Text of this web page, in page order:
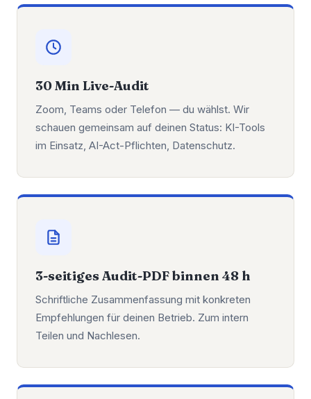
30 Min Live-Audit
Zoom, Teams oder Telefon — du wählst. Wir
schauen gemeinsam auf deinen Status: KI-Tools
im Einsatz, AI-Act-Pflichten, Datenschutz.
3-seitiges Audit-PDF binnen 48 h
Schriftliche Zusammenfassung mit konkreten
Empfehlungen für deinen Betrieb. Zum intern
Teilen und Nachlesen.